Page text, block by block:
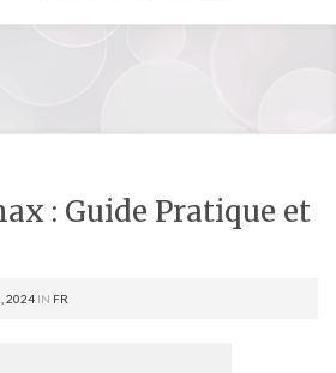
: Guide Pratique et
2024 IN FR